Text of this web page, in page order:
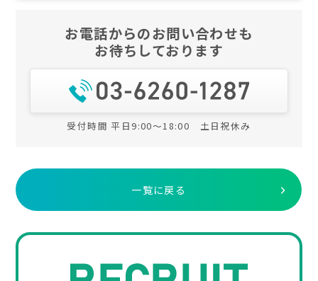
お電話からのお問い合わせも
お待ちしております
受付時間 平日9:00～18:00 土日祝休み
一覧に戻る